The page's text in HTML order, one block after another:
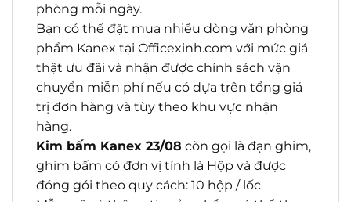
phòng mỗi ngày.
Bạn có thể đặt mua nhiều dòng văn phòng
phẩm Kanex tại Officexinh.com với mức giá
thật ưu đãi và nhận được chính sách vận
chuyển miễn phí nếu có dựa trên tổng giá
trị đơn hàng và tùy theo khu vực nhận
hàng.
Kim bấm Kanex 23/08 còn gọi là đạn ghim,
ghim bấm có đơn vị tính là Hộp và được
đóng gói theo quy cách: 10 hộp / lốc